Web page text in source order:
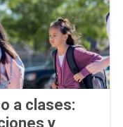
a clases:
y